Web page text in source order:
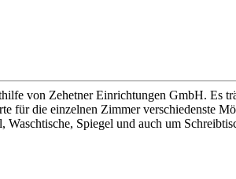
von Zehetner Einrichtungen GmbH. Es
für die einzelnen Zimmer verschiedenste
Spiegel und auch um